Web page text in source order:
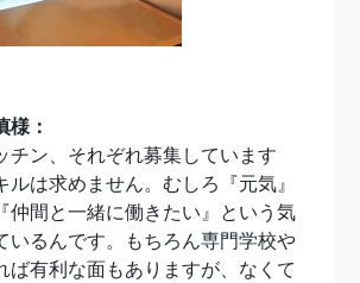
様：
チン、それぞれ募集しています
ルは求めません。むしろ『元気』
仲間と一緒に働きたい』という気
いるんです。もちろん専門学校や
ば有利な面もありますが、なくて